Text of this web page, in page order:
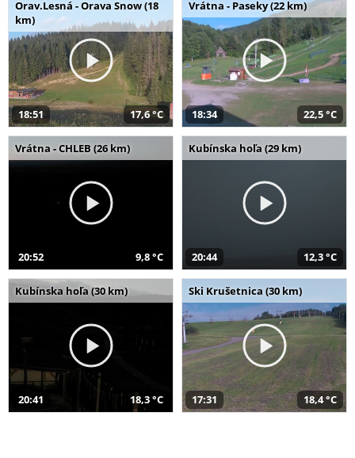
Orav.Lesná - Orava Snow (18
km)
18:51 17,6 °C
Vrátna - Paseky (22 km)
18:34 22,5 °C
Vrátna - CHLEB (26 km)
20:52 9,8 °C
Kubínska hoľa (29 km)
20:44 12,3 °C
Kubínska hoľa (30 km)
20:41 18,3 °C
Ski Krušetnica (30 km)
17:31 18,4 °C